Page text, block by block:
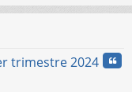
au
trimestre 2024